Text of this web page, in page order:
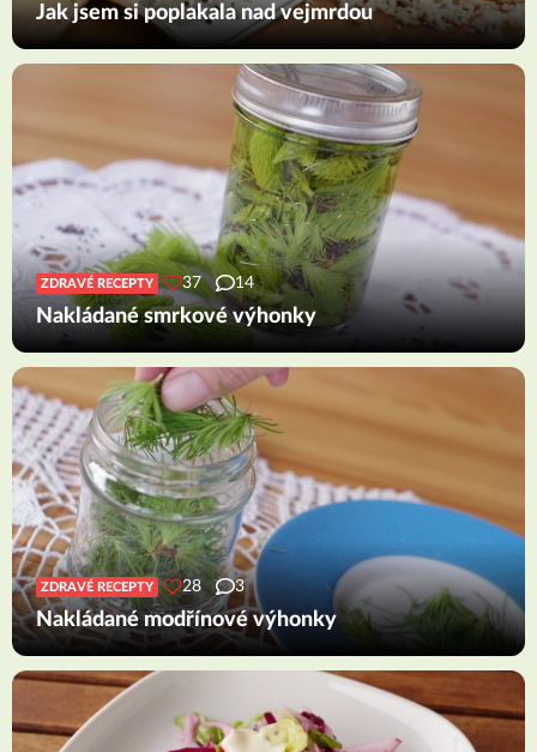
Jak jsem si poplakala nad vejmrdou
ZDRAVÉ RECEPTY 37 14
Nakládané smrkové výhonky
ZDRAVÉ RECEPTY 28 3
Nakládané modřínové výhonky